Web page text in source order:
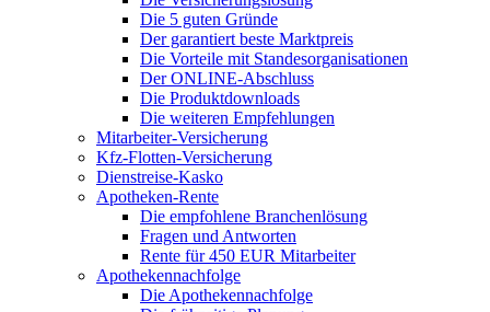
Die 5 guten Gründe
Der garantiert beste Marktpreis
Die Vorteile mit Standesorganisationen
Der ONLINE-Abschluss
Die Produktdownloads
Die weiteren Empfehlungen
Mitarbeiter-Versicherung
Kfz-Flotten-Versicherung
Dienstreise-Kasko
Apotheken-Rente
Die empfohlene Branchenlösung
Fragen und Antworten
Rente für 450 EUR Mitarbeiter
Apothekennachfolge
Die Apothekennachfolge